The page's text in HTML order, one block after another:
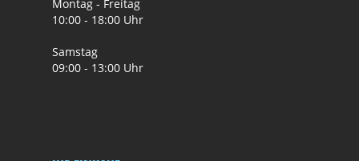
Montag - Freitag
10:00 - 18:00 Uhr
Samstag
09:00 - 13:00 Uhr